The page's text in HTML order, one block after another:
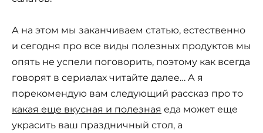
А на этом мы заканчиваем статью, естественно
и сегодня про все виды полезных продуктов мы
опять не успели поговорить, поэтому как всегда
говорят в сериалах читайте далее… А я
порекомендую вам следующий рассказ про то
какая еще вкусная и полезная еда может еще
украсить ваш праздничный стол, а